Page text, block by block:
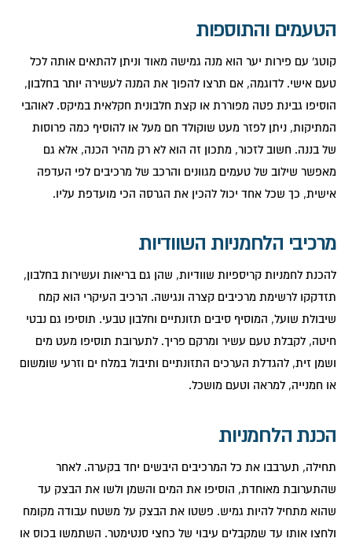
הטעמים והתוספות
קוטג' עם פירות יער הוא מנה גמישה מאוד וניתן להתאים אותה לכל
טעם אישי. לדוגמה, אם תרצו להפוך את המנה לעשירה יותר בחלבון,
הוסיפו גבינת פטה מפוררת או קצת חלבונית חקלאית במיקס. לאוהבי
המתיקות, ניתן לפזר מעט שוקולד חם מעל או להוסיף כמה פרוסות
של בננה. חשוב לזכור, מתכון זה הוא לא רק מהיר הכנה, אלא גם
מאפשר שילוב של טעמים מגוונים והרכב של מרכיבים לפי העדפה
אישית, כך שכל אחד יכול להכין את הגרסה הכי מועדפת עליו.
מרכיבי הלחמניות השוודיות
להכנת לחמניות קריספיות שוודיות, שהן גם בריאות ועשירות בחלבון,
תזדקקו לרשימת מרכיבים קצרה ונגישה. הרכיב העיקרי הוא קמח
שיבולת שועל, המוסיף סיבים תזונתיים וחלבון טבעי. תוסיפו גם נבטי
חיטה, לקבלת טעם עשיר ומרקם פריך. לתערובת תוסיפו מעט מים
ושמן זית, להגדלת הערכים התזונתיים ותיבול במלח ים וזרעי שומשום
או חמנייה, למראה וטעם מושכל.
הכנת הלחמניות
תחילה, תערבבו את כל המרכיבים היבשים יחד בקערה. לאחר
שהתערובת מאוחדת, הוסיפו את המים והשמן ולשו את הבצק עד
שהוא מתחיל להיות גמיש. פשטו את הבצק על משטח עבודה מקומח
ולחצו אותו עד שמקבלים עיבוי של כחצי סנטימטר. השתמשו בכוס או